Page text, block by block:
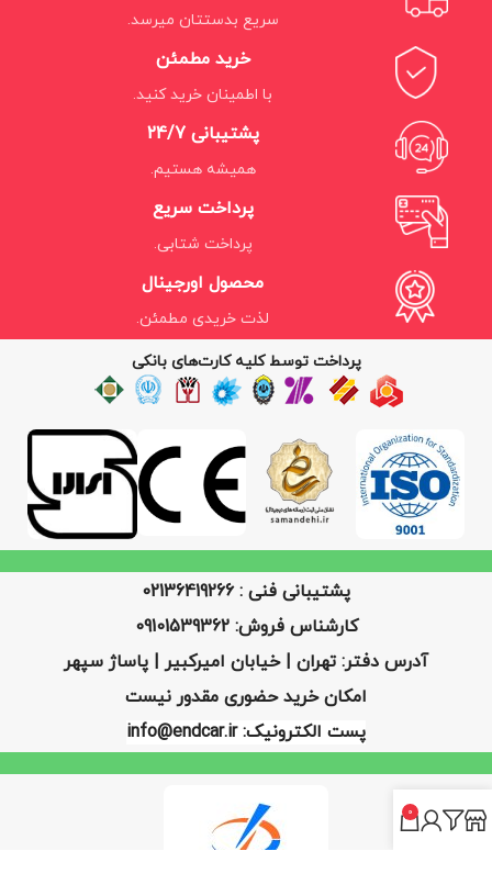
سریع بدستتان میرسد.
خرید مطمئن
با اطمینان خرید کنید.
پشتیبانی 24/7
همیشه هستیم.
پرداخت سریع
پرداخت شتابی.
محصول اورجینال
لذت خریدی مطمئن.
پرداخت توسط کلیه کارت‌های بانکی
پشتیبانی فنی : 02136419266
کارشناس فروش: 09101539362
آدرس دفتر: تهران | خیابان امیرکبیر | پاساژ سپهر
امکان خرید حضوری مقدور نیست
پست الکترونیک: info@endcar.ir
0